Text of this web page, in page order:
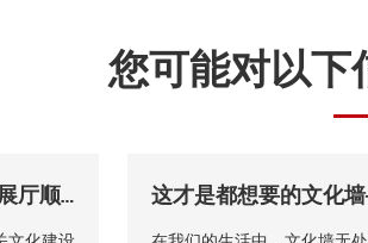
您可能对以下
河南花花牛乳业集团党建廉政文化展厅顺利完工